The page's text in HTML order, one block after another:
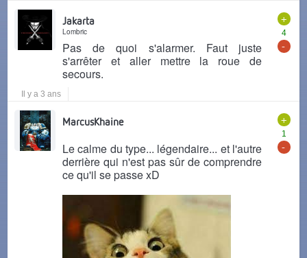
+
4
-
Jakarta
Lombric
Pas de quoi s'alarmer. Faut juste
s'arrêter et aller mettre la roue de
secours.
Il y a 3 ans
+
1
-
MarcusKhaine
Le calme du type... légendaire... et l'autre
derrière qui n'est pas sûr de comprendre
ce qu'il se passe xD